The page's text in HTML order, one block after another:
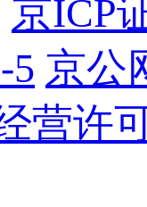
京ICP
5 京公
营许